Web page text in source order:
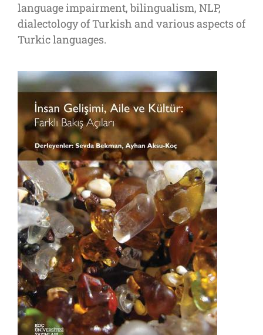
language impairment, bilingualism, NLP,
dialectology of Turkish and various aspects of
Turkic languages.